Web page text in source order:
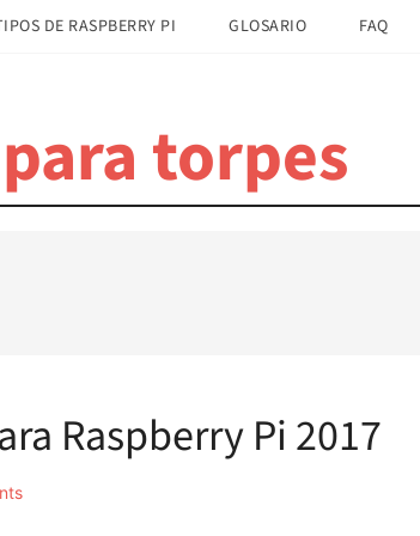
DE RASPBERRY PI GLOSARIO FAQ
torpes
Raspberry Pi 2017